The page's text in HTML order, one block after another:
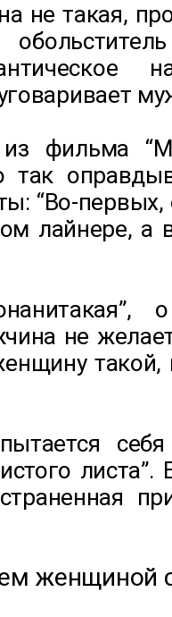
не такая,
из фильма
так
“Во-
лайнере, а
не
такой,
себя
листа”.
женщиной